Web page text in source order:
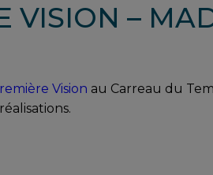
VISION –
Vision au Carreau du